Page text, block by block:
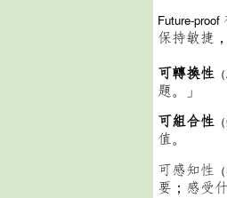
Future-proof
保持敏捷
可轉換性
題。」
可組合性
值。
可感知性
要；感受